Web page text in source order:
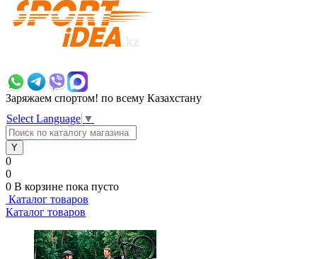
Заряжаем спортом! по всему Казахстану
Select Language ▼
0
0
0 В корзине пока пусто
Каталог товаров
Каталог товаров